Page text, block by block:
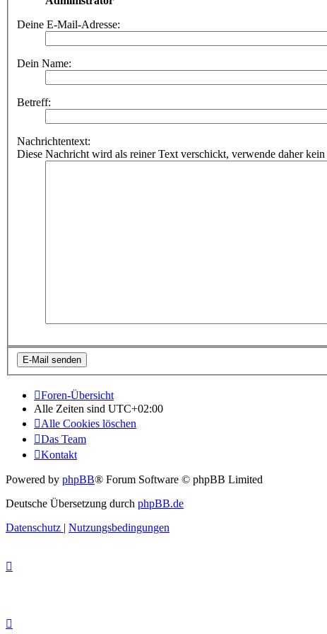
Deine E-Mail-Adresse:
Dein Name:
Betreff:
Nachrichtentext:
Diese Nachricht wird als reiner Text verschickt, verwende daher
Foren-Übersicht
Alle Zeiten sind UTC+02:00
Alle Cookies löschen
Das Team
Kontakt
Powered by phpBB® Forum Software © phpBB Limited
Deutsche Übersetzung durch phpBB.de
Datenschutz | Nutzungsbedingungen